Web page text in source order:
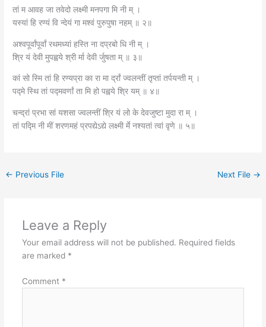
तां म आवह जा तवेदो लक्ष्मी मनपगा मि नी म् ।
यस्यां हि रण्यं वि न्देयं गा मश्वं पुरुपुषा नहम् ॥ २॥
अश्वपूर्वांपूर्वां रथमध्यां हस्ति ना दप्रबो धि नी म् ।
श्रि यं देवी मुपह्वये श्री र्मा देवी र्जुषता म् ॥ ३॥
कां सो स्मि तां हि रण्यप्रा का रा मा र्द्रां ज्वलन्तीं तृप्तां तर्पयन्ती म् ।
पद्मे स्थि तां पद्मवर्णां ता मि हो पह्वये श्रि यम् ॥ ४॥
चन्द्रां प्रभा सां यशसा ज्वलन्तीं श्रि यं लो के देवजुष्टा मुदा रा म् ।
तां पद्मि नी मीं शरणमहं प्रपद्येऽद्ये लक्ष्मी र्मे नश्यतां त्वां वृणे ॥ ५॥
← Previous File Next File →
Leave a Reply
Your email address will not be published. Required fields
are marked *
Comment *